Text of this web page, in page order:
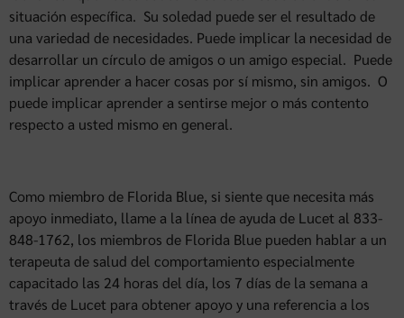
situación específica. Su soledad puede ser el resultado de
una variedad de necesidades. Puede implicar la necesidad de
desarrollar un círculo de amigos o un amigo especial. Puede
implicar aprender a hacer cosas por sí mismo, sin amigos. O
puede implicar aprender a sentirse mejor o más contento
respecto a usted mismo en general.
Como miembro de Florida Blue, si siente que necesita más
apoyo inmediato, llame a la línea de ayuda de Lucet al 833-
848-1762, los miembros de Florida Blue pueden hablar a un
terapeuta de salud del comportamiento especialmente
capacitado las 24 horas del día, los 7 días de la semana a
través de Lucet para obtener apoyo y una referencia a los